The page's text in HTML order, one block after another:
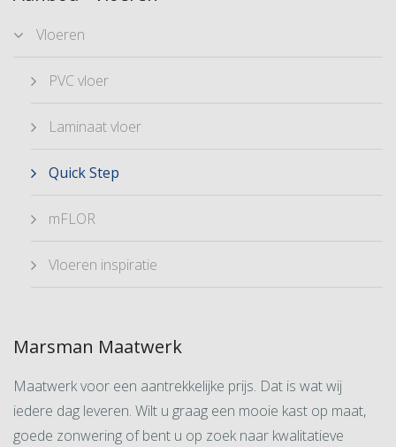
Vloeren
PVC vloer
Laminaat vloer
Quick Step
mFLOR
Vloeren inspiratie
Marsman Maatwerk
Maatwerk voor een aantrekkelijke prijs. Dat is wat wij
iedere dag leveren. Wilt u graag een mooie kast op maat,
goede zonwering of bent u op zoek naar kwalitatieve